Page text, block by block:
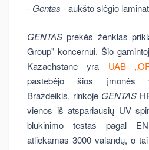
- Gentas -aukšto slėgio
GENTAS prekės ženklas
Group" koncernui. Šio
Kazachstane yra UAB
pastebėjo šios įmonės
Brazdeikis, rinkoje GENTAS
vienos iš atspariausių UV
blukinimo testas pagal
atliekamas 3000 valandų, o